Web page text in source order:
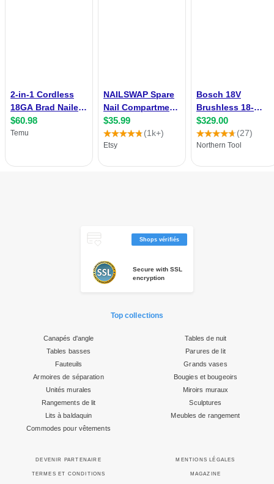
Shops vérifiés
Secure with SSL
encryption
Top collections
Canapés d'angle
Tables basses
Fauteuils
Armoires de séparation
Unités murales
Rangements de lit
Lits à baldaquin
Commodes pour vêtements
Tables de nuit
Parures de lit
Grands vases
Bougies et bougeoirs
Miroirs muraux
Sculptures
Meubles de rangement
DEVENIR PARTENAIRE
TERMES ET CONDITIONS
MENTIONS LÉGALES
MAGAZINE